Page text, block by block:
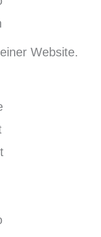
Website.